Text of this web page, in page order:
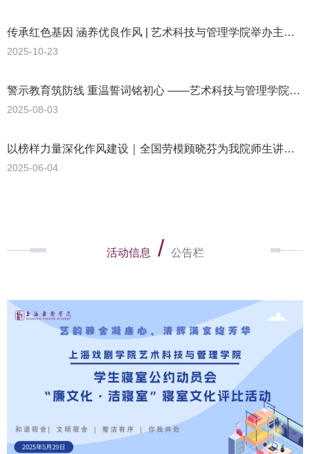
传承红色基因 涵养优良作风 | 艺术科技与管理学院举办主题党日观摩活动
2025-10-23
警示教育筑防线 重温誓词铭初心 ——艺术科技与管理学院教师党支部赴中共四大会址纪念馆开展警示教育暨作风建设专题学习 ​
2025-08-03
以榜样力量深化作风建设｜全国劳模顾晓芬为我院师生讲述为民服务的社区治理密码和公仆情怀
2025-06-04
活动信息 / 公告栏